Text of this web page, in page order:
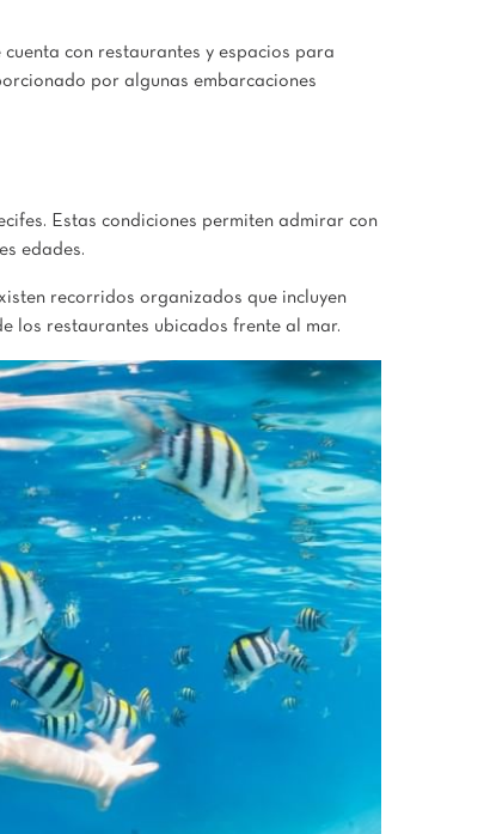
con restaurantes y espacios para
por algunas embarcaciones
Estas condiciones permiten admirar con
edades.
recorridos organizados que incluyen
los restaurantes ubicados frente al mar.